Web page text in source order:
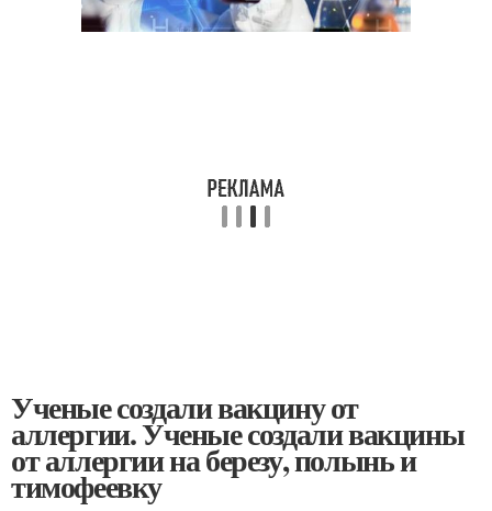
Ученые создали вакцину от
аллергии. Ученые создали вакцины
от аллергии на березу, полынь и
тимофеевку